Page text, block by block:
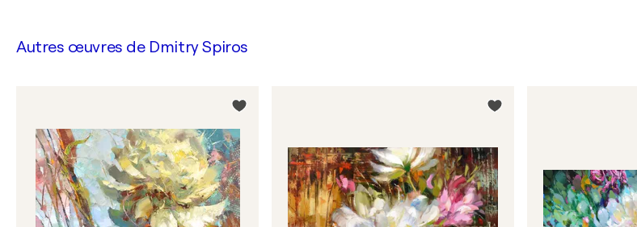
Autres œuvres de Dmitry Spiros